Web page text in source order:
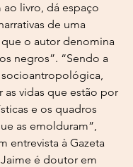
livro, dá espaço
de uma
o autor denomina
negros”. “Sendo a
as vidas que estão por
e os quadros
as emolduram”,
entrevista à Gazeta
é doutor em